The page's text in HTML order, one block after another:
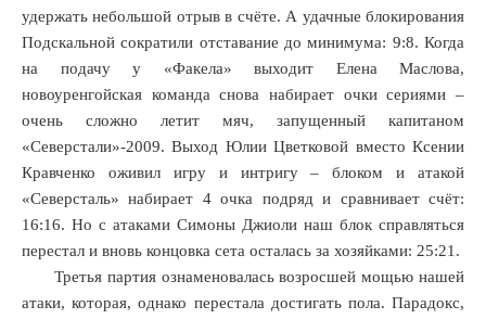
удержать небольшой отрыв в счёте. А удачные блокирования
Подскальной сократили отставание до минимума: 9:8. Когда
на подачу у «Факела» выходит Елена Маслова,
новоуренгойская команда снова набирает очки сериями –
очень сложно летит мяч, запущенный капитаном
«Северстали»-2009. Выход Юлии Цветковой вместо Ксении
Кравченко оживил игру и интригу – блоком и атакой
«Северсталь» набирает 4 очка подряд и сравнивает счёт:
16:16. Но с атаками Симоны Джиоли наш блок справляться
перестал и вновь концовка сета осталась за хозяйками: 25:21.
Третья партия ознаменовалась возросшей мощью нашей
атаки, которая, однако перестала достигать пола. Парадокс,